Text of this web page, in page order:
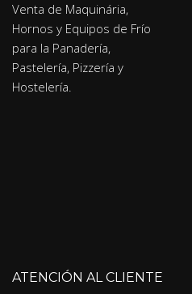
Venta de Maquinária,
Hornos y Equipos de Frío
para la Panadería,
Pastelería, Pizzería y
Hostelería.
ATENCIÓN AL CLIENTE